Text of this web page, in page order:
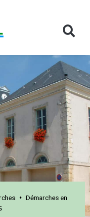
• Démarches en